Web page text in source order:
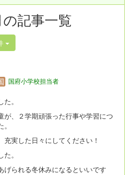
記事一覧
国府小学校担当者
。
が、２学期頑張った行事や学習につ
実した日々にしてください！
。
げられる冬休みになるといいです